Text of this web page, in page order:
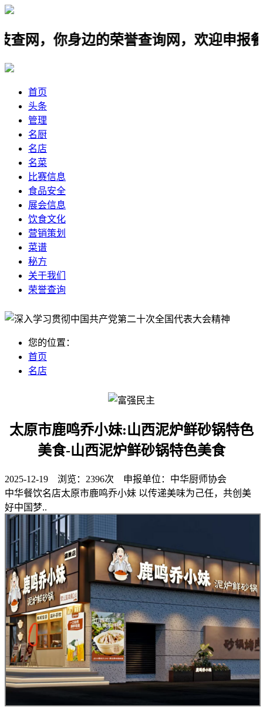
身边的荣誉查询网，欢迎申报餐饮名
首页
头条
管理
名厨
名店
名菜
比赛信息
食品安全
展会信息
饮食文化
营销策划
菜谱
秘方
关于我们
荣誉查询
您的位置：
首页
名店
太原市鹿鸣乔小妹:山西泥炉鲜砂锅特色
美食-山西泥炉鲜砂锅特色美食
2025-12-19 浏览： 2396次 申报单位： 中华厨师协会
中华餐饮名店太原市鹿鸣乔小妹 以传递美味为己任，共创美
好中国梦..